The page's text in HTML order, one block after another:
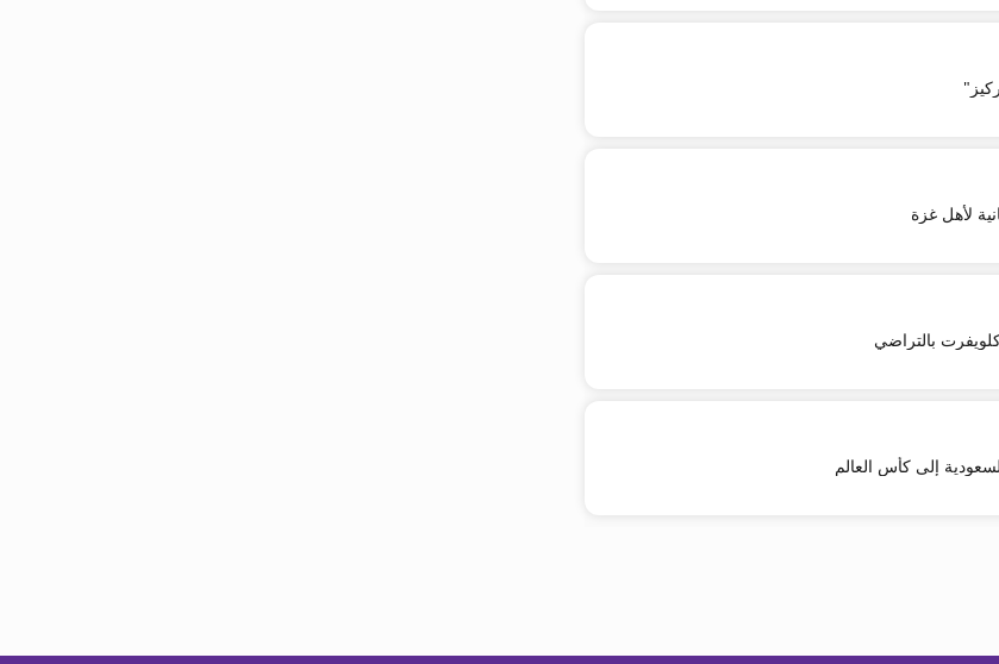
لأهل غزة
بالتراضي
إلى كأس العالم